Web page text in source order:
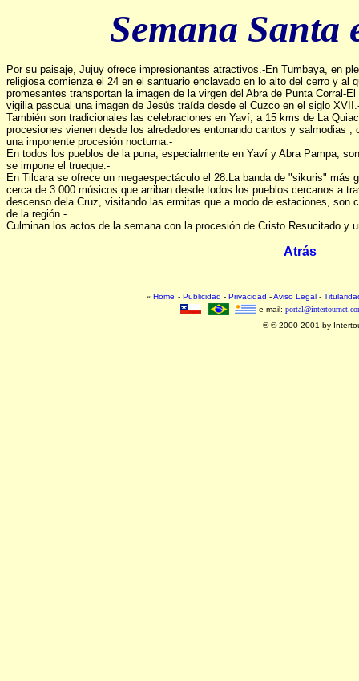
Semana Santa
Por su paisaje, Jujuy ofrece impresionantes atractivos.-En Tumbaya, en
religiosa comienza el 24 en el santuario enclavado en lo alto del cerro y al
promesantes transportan la imagen de la virgen del Abra de Punta Corral-
vigilia pascual una imagen de Jesús traída desde el Cuzco en el siglo
También son tradicionales las celebraciones en Yaví, a 15 kms de La
procesiones vienen desde los alrededores entonando cantos y salmodias
una imponente procesión nocturna.-
En todos los pueblos de la puna, especialmente en Yaví y Abra Pampa,
se impone el trueque.-
En Tilcara se ofrece un megaespectáculo el 28.La banda de "sikuris" más
cerca de 3.000 músicos que arriban desde todos los pueblos cercanos a
descenso dela Cruz, visitando las ermitas que a modo de estaciones, son
de la región.-
Culminan los actos de la semana con la procesión de Cristo Resucitado y
Atrás
« Home - Publicidad - Privacidad -Aviso Legal-
e-mail:
® © 2000-2001 by